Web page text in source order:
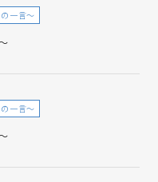
一言～
一言～